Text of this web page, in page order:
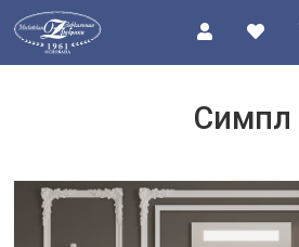
ПРОЕКТЫ
Симпл